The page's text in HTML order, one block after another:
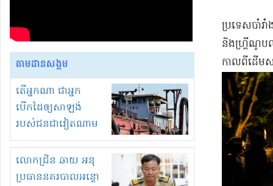
តាមដានសង្គម
តើអ្នកណា ជាអ្នក
បើកដៃឲ្យសាឡង់
របស់ជនជាវៀតណាម
ចូល មកខុស
ច្បាប់លួចបូមខ្សាច់នៅ
ក្នុងប្រទេសកម្ពុជា
លោកជ្រិន ឆាយ អនុ
ប្រធាននគរបាលអន្តោ
ប្រទេស​បាំ​រ
និង​ហ្គ្រី​ណូ​ប​
កាលពីដើម​